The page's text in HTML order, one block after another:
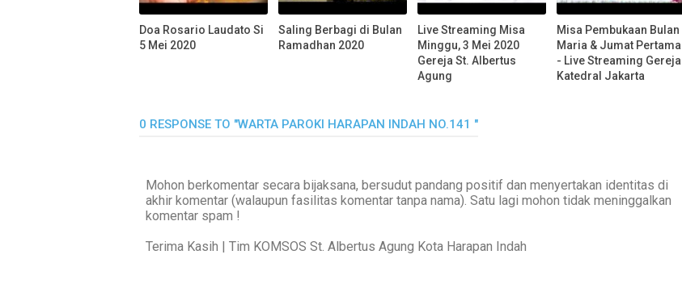
Doa Rosario Laudato Si
5 Mei 2020
Saling Berbagi di Bulan
Ramadhan 2020
Live Streaming Misa
Minggu, 3 Mei 2020
Gereja St. Albertus
Agung
Misa Pembukaan Bulan
Maria & Jumat Pertama
- Live Streaming Gereja
Katedral Jakarta
0 RESPONSE TO "WARTA PAROKI HARAPAN INDAH NO.141 "
Mohon berkomentar secara bijaksana, bersudut pandang positif dan menyertakan identitas di
akhir komentar (walaupun fasilitas komentar tanpa nama). Satu lagi mohon tidak meninggalkan
komentar spam !
Terima Kasih | Tim KOMSOS St. Albertus Agung Kota Harapan Indah